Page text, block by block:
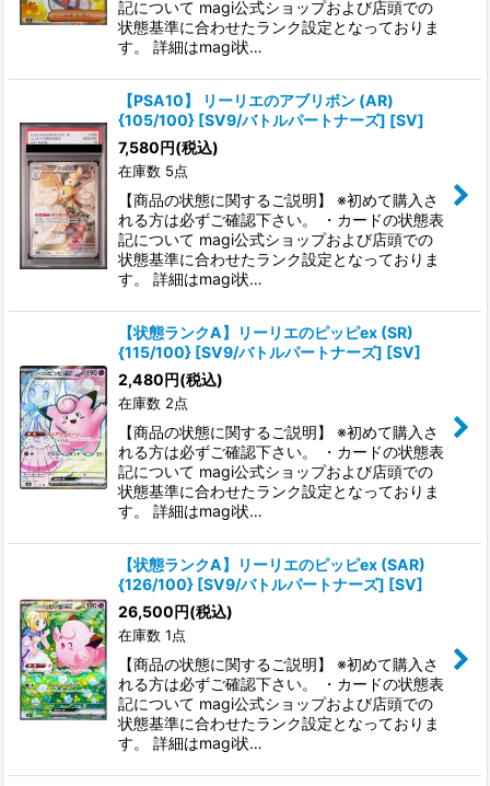
記について magi公式ショップおよび店頭での
状態基準に合わせたランク設定となっておりま
す。 詳細はmagi状…
【PSA10】 リーリエのアブリボン (AR)
{105/100} [SV9/バトルパートナーズ] [SV]
7,580円(税込)
在庫数 5点
【商品の状態に関するご説明】 ※初めて購入さ
れる方は必ずご確認下さい。 ・カードの状態表
記について magi公式ショップおよび店頭での
状態基準に合わせたランク設定となっておりま
す。 詳細はmagi状…
【状態ランクA】リーリエのピッピex (SR)
{115/100} [SV9/バトルパートナーズ] [SV]
2,480円(税込)
在庫数 2点
【商品の状態に関するご説明】 ※初めて購入さ
れる方は必ずご確認下さい。 ・カードの状態表
記について magi公式ショップおよび店頭での
状態基準に合わせたランク設定となっておりま
す。 詳細はmagi状…
【状態ランクA】リーリエのピッピex (SAR)
{126/100} [SV9/バトルパートナーズ] [SV]
26,500円(税込)
在庫数 1点
【商品の状態に関するご説明】 ※初めて購入さ
れる方は必ずご確認下さい。 ・カードの状態表
記について magi公式ショップおよび店頭での
状態基準に合わせたランク設定となっておりま
す。 詳細はmagi状…